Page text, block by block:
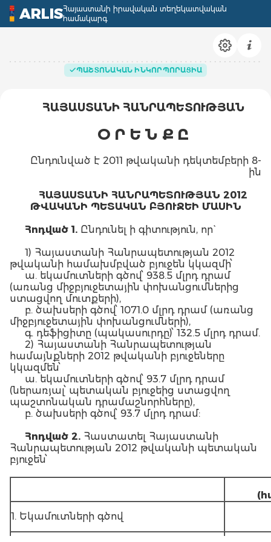
ARLISՀայաստանի իրավական տեղեկատվական
համակարգ
ՊԱՇՏՈՆԱԿԱՆ ԻՆԿՈՐՊՈՐԱՑԻԱ
ՀԱՅԱՍՏԱՆԻ ՀԱՆՐԱՊԵՏՈՒԹՅԱՆ
Օ Ր Ե Ն Ք Ը
Ընդունված է 2011 թվականի դեկտեմբերի 8-
ին
ՀԱՅԱՍՏԱՆԻ ՀԱՆՐԱՊԵՏՈՒԹՅԱՆ 2012
ԹՎԱԿԱՆԻ ՊԵՏԱԿԱՆ ԲՅՈՒՋԵԻ ՄԱՍԻՆ
Հոդված 1. Ընդունել ի գիտություն, որ`
1) Հայաստանի Հանրապետության 2012
թվականի համախմբված բյուջեն կկազմի՝
ա. եկամուտների գծով՝ 938.5 մլրդ դրամ
(առանց միջբյուջետային փոխանցումներից
ստացվող մուտքերի),
բ. ծախսերի գծով՝ 1071.0 մլրդ դրամ (առանց
միջբյուջետային փոխանցումների),
գ. դեֆիցիտը (պակասուրդը)՝ 132.5 մլրդ դրամ.
2) Հայաստանի Հանրապետության
համայնքների 2012 թվականի բյուջեները
կկազմեն՝
ա. եկամուտների գծով՝ 93.7 մլրդ դրամ
(ներառյալ՝ պետական բյուջեից ստացվող
պաշտոնական դրամաշնորհները),
բ. ծախսերի գծով՝ 93.7 մլրդ դրամ:
Հոդված 2. Հաստատել Հայաստանի
Հանրապետության 2012 թվականի պետական
բյուջեն՝
1. Եկամուտների գծով